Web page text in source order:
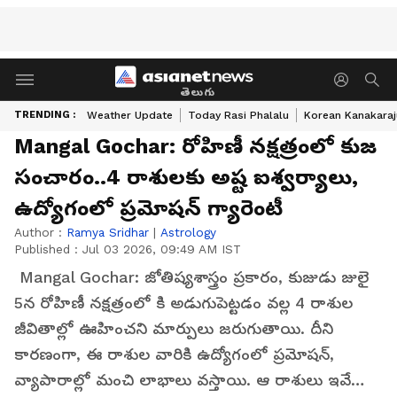
తెలుగు
TRENDING : Weather Update Today Rasi Phalalu Korean
Mangal Gochar: రోహిణీ నక్షత్రంలో కుజ
సంచారం..4 రాశులకు అష్ట ఐశ్వర్యాలు,
ఉద్యోగంలో ప్రమోషన్ గ్యారెంటీ
Author : Ramya Sridhar | Astrology
Published : Jul 03 2026, 09:49 AM IST
Mangal Gochar: జోతిష్యశాస్త్రం ప్రకారం, కుజుడు జులై
5న రోహిణీ నక్షత్రంలో కి అడుగుపెట్టడం వల్ల 4 రాశుల
జీవితాల్లో ఊహించని మార్పులు జరుగుతాయి. దీని
కారణంగా, ఈ రాశుల వారికి ఉద్యోగంలో ప్రమోషన్,
వ్యాపారాల్లో మంచి లాభాలు వస్తాయి. ఆ రాశులు ఇవే…